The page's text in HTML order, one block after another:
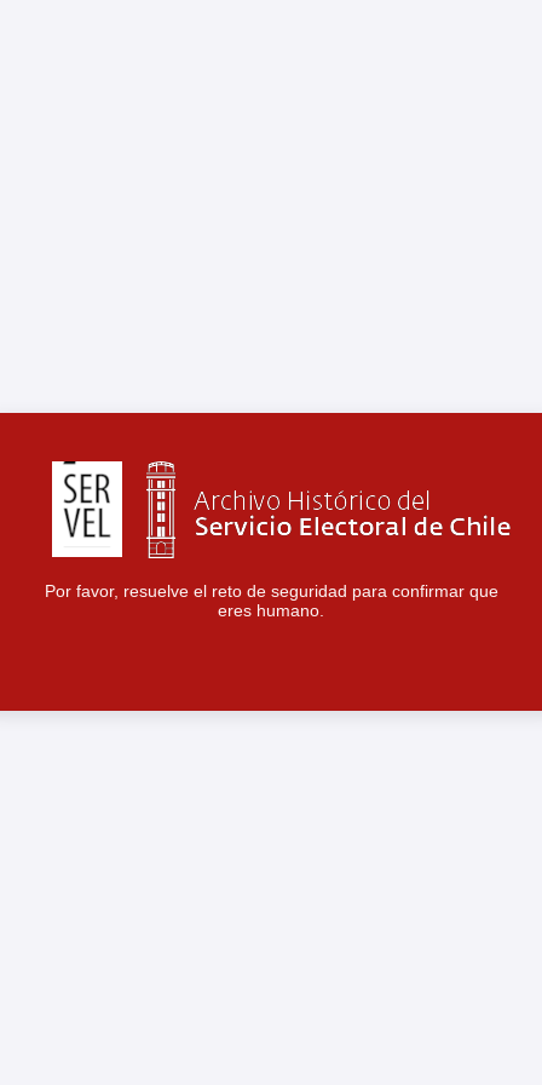
Por favor, resuelve el reto de seguridad para confirmar que
eres humano.